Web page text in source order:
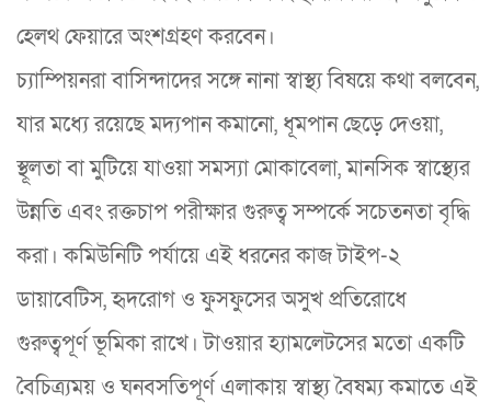
হেলথ ফেয়ারে অংশগ্রহণ করবেন।
চ্যাম্পিয়নরা বাসিন্দাদের সঙ্গে নানা স্বাস্থ্য বিষয়ে কথা বলবেন,
যার মধ্যে রয়েছে মদ্যপান কমানো, ধূমপান ছেড়ে দেওয়া,
স্থূলতা বা মুটিয়ে যাওয়া সমস্যা মোকাবেলা, মানসিক স্বাস্থ্যের
উন্নতি এবং রক্তচাপ পরীক্ষার গুরুত্ব সম্পর্কে সচেতনতা বৃদ্ধি
করা। কমিউনিটি পর্যায়ে এই ধরনের কাজ টাইপ-২
ডায়াবেটিস, হৃদরোগ ও ফুসফুসের অসুখ প্রতিরোধে
গুরুত্বপূর্ণ ভূমিকা রাখে। টাওয়ার হ্যামলেটসের মতো একটি
বৈচিত্র্যময় ও ঘনবসতিপূর্ণ এলাকায় স্বাস্থ্য বৈষম্য কমাতে এই